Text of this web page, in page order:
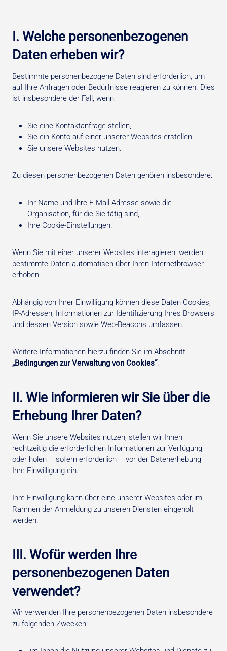
I. Welche personenbezogenen
Daten erheben wir?
Bestimmte personenbezogene Daten sind erforderlich, um
auf Ihre Anfragen oder Bedürfnisse reagieren zu können. Dies
ist insbesondere der Fall, wenn:
Sie eine Kontaktanfrage stellen,
Sie ein Konto auf einer unserer Websites erstellen,
Sie unsere Websites nutzen.
Zu diesen personenbezogenen Daten gehören insbesondere:
Ihr Name und Ihre E-Mail-Adresse sowie die
Organisation, für die Sie tätig sind,
Ihre Cookie-Einstellungen.
Wenn Sie mit einer unserer Websites interagieren, werden
bestimmte Daten automatisch über Ihren Internetbrowser
erhoben.
Abhängig von Ihrer Einwilligung können diese Daten Cookies,
IP-Adressen, Informationen zur Identifizierung Ihres Browsers
und dessen Version sowie Web-Beacons umfassen.
Weitere Informationen hierzu finden Sie im Abschnitt
„Bedingungen zur Verwaltung von Cookies“.
II. Wie informieren wir Sie über die
Erhebung Ihrer Daten?
Wenn Sie unsere Websites nutzen, stellen wir Ihnen
rechtzeitig die erforderlichen Informationen zur Verfügung
oder holen – sofern erforderlich – vor der Datenerhebung
Ihre Einwilligung ein.
Ihre Einwilligung kann über eine unserer Websites oder im
Rahmen der Anmeldung zu unseren Diensten eingeholt
werden.
III. Wofür werden Ihre
personenbezogenen Daten
verwendet?
Wir verwenden Ihre personenbezogenen Daten insbesondere
zu folgenden Zwecken: